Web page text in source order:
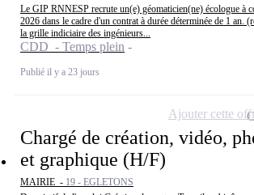
Le GIP RNNESP recrute un(e) géomaticien(ne) écologue à
2026 dans le cadre d'un contrat à durée déterminée de 1 an.
la grille indiciaire des ingénieurs...
CDD - Temps plein
Publié il y a 23 jours
Chargé de création, vidéo,
et graphique (H/F)
MAIRIE - 19 - EGLETONS
Ajouter cette